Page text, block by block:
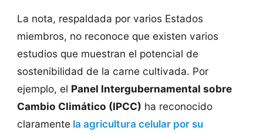
La nota, respaldada por varios Estados
miembros, no reconoce que existen varios
estudios que muestran el potencial de
sostenibilidad de la carne cultivada. Por
ejemplo, el Panel Intergubernamental sobre
Cambio Climático (IPCC) ha reconocido
claramente la agricultura celular por su